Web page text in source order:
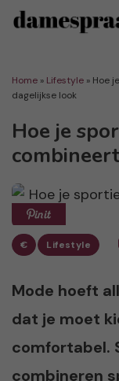
Home » Lifestyle » Hoe
dagelijkse look
Hoe je
€ Lifestyle
Mode hoeft
dat je moet
comfortabel.
combineren